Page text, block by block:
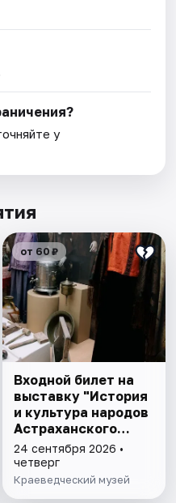
у
от 60 ₽
Входной билет на
выставку "История
и культура народов
Астраханского
края"
24 сентября 2026 •
четверг
Краеведческий музей